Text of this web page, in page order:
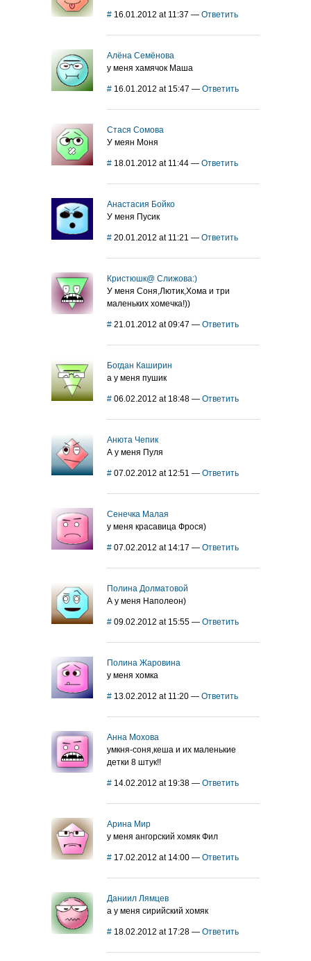
# 16.01.2012 at 11:37 — Ответить
Алёна Семёнова
у меня хамячок Маша
# 16.01.2012 at 15:47 — Ответить
Стася Сомова
У меян Моня
# 18.01.2012 at 11:44 — Ответить
Анастасия Бойко
У меня Пусик
# 20.01.2012 at 11:21 — Ответить
Кристюшк@ Слижова:)
У меня Соня,Лютик,Хома и три
маленьких хомечка!))
# 21.01.2012 at 09:47 — Ответить
Богдан Каширин
а у меня пушик
# 06.02.2012 at 18:48 — Ответить
Анюта Чепик
А у меня Пуля
# 07.02.2012 at 12:51 — Ответить
Сенечка Малая
у меня красавица Фрося)
# 07.02.2012 at 14:17 — Ответить
Полина Долматовой
А у меня Наполеон)
# 09.02.2012 at 15:55 — Ответить
Полина Жаровина
у меня хомка
# 13.02.2012 at 11:20 — Ответить
Анна Мохова
умкня-соня,кеша и их маленькие
детки 8 штук!!
# 14.02.2012 at 19:38 — Ответить
Арина Мир
у меня ангорский хомяк Фил
# 17.02.2012 at 14:00 — Ответить
Даниил Лямцев
а у меня сирийский хомяк
# 18.02.2012 at 17:28 — Ответить